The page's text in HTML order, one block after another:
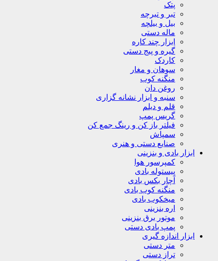
پتک
تبر و تبرچه
بیل و بیلچه
ماله دستی
ابزار چند کاره
گیره و پیج دستی
کاردک
سوهان و مغار
منگنه کوب
روغن دان
سنبه و ابزار نشانه گزاری
قلم و دیلم
گریس پمپ
فیلتر باز کن و رینگ جمع کن
سمپاش
صنایع دستی و هنری
ابزار بادی و بنزینی
کمپرسور هوا
پیستوله بادی
آچار بکس بادی
منگنه کوب بادی
میخکوب بادی
اره بنزینی
موتور برق بنزینی
پمپ بادی دستی
ابزار اندازه گیری
متر دستی
تراز دستی